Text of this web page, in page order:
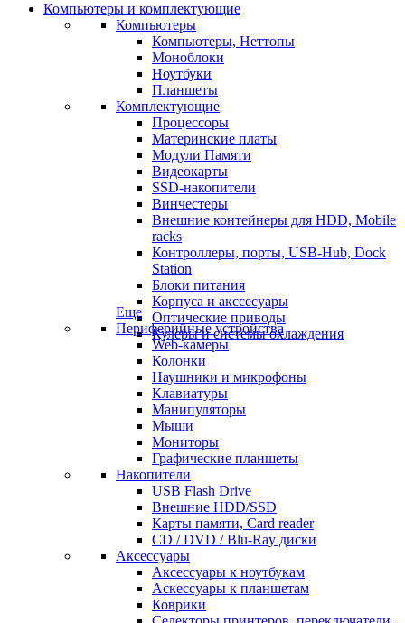
Компьютеры и комплектующие
Компьютеры
Компьютеры, Неттопы
Моноблоки
Ноутбуки
Планшеты
Комплектующие
Процессоры
Материнские платы
Модули Памяти
Видеокарты
SSD-накопители
Винчестеры
Внешние контейнеры для HDD, Mobile
racks
Контроллеры, порты, USB-Hub, Dock
Station
Блоки питания
Корпуса и акссесуары
Оптические приводы
Кулеры и системы охлаждения
Еще
Периферийные устройства
Web-камеры
Колонки
Наушники и микрофоны
Клавиатуры
Манипуляторы
Мыши
Мониторы
Графические планшеты
Накопители
USB Flash Drive
Внешние HDD/SSD
Карты памяти, Card reader
CD / DVD / Blu-Ray диски
Аксессуары
Аксессуары к ноутбукам
Аскессуары к планшетам
Коврики